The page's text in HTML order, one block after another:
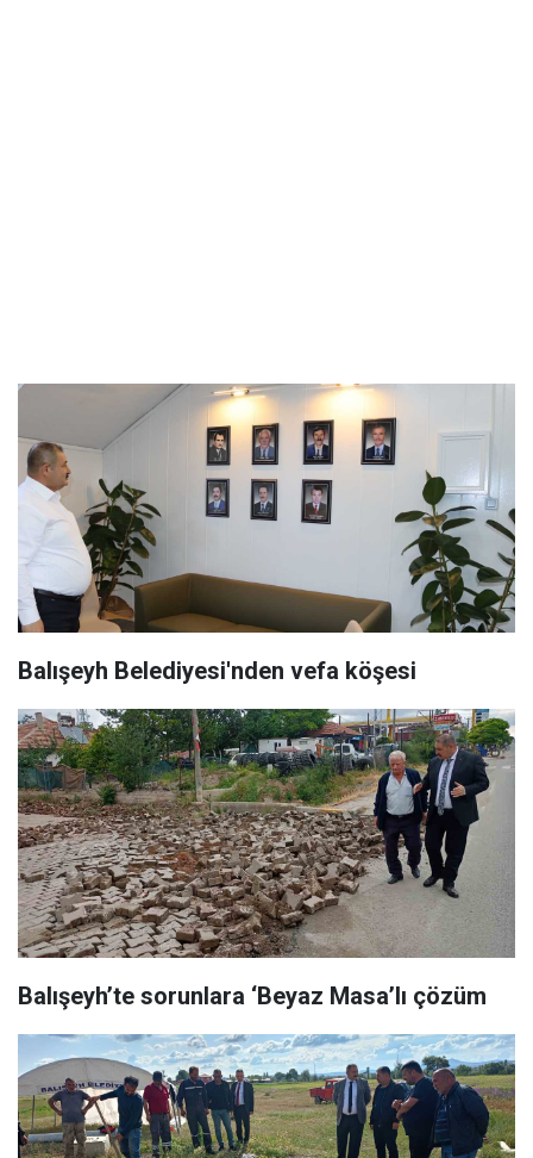
Balışeyh Belediyesi'nden vefa köşesi
Balışeyh’te sorunlara ‘Beyaz Masa’lı çözüm